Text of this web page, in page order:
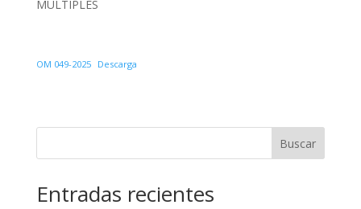
MULTIPLES
OM 049-2025 Descarga
Buscar
Entradas recientes